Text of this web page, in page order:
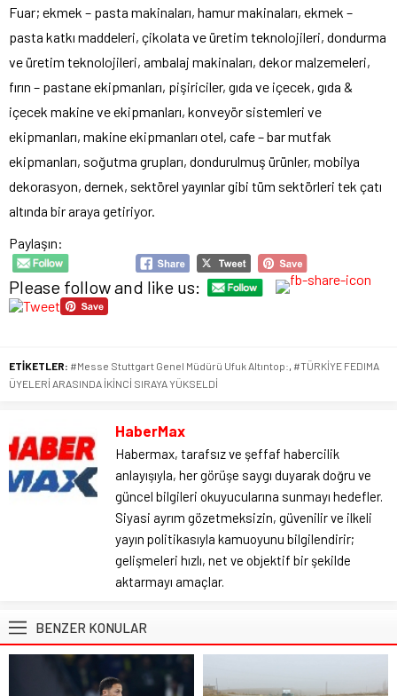
Fuar; ekmek – pasta makinaları, hamur makinaları, ekmek –
pasta katkı maddeleri, çikolata ve üretim teknolojileri, dondurma
ve üretim teknolojileri, ambalaj makinaları, dekor malzemeleri,
fırın – pastane ekipmanları, pişiriciler, gıda ve içecek, gıda &
içecek makine ve ekipmanları, konveyör sistemleri ve
ekipmanları, makine ekipmanları otel, cafe – bar mutfak
ekipmanları, soğutma grupları, dondurulmuş ürünler, mobilya
dekorasyon, dernek, sektörel yayınlar gibi tüm sektörleri tek çatı
altında bir araya getiriyor.
Paylaşın:
Please follow and like us:
ETİKETLER: #Messe Stuttgart Genel Müdürü Ufuk Altıntop: #TÜRKİYE FEDIMA
ÜYELERİ ARASINDA İKİNCİ SIRAYA YÜKSELDİ
HaberMax
Habermax, tarafsız ve şeffaf habercilik
anlayışıyla, her görüşe saygı duyarak doğru ve
güncel bilgileri okuyucularına sunmayı hedefler.
Siyasi ayrım gözetmeksizin, güvenilir ve ilkeli
yayın politikasıyla kamuoyunu bilgilendirir;
gelişmeleri hızlı, net ve objektif bir şekilde
aktarmayı amaçlar.
BENZER KONULAR